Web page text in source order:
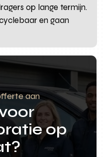
op lange termijn.
en gaan
aan
op